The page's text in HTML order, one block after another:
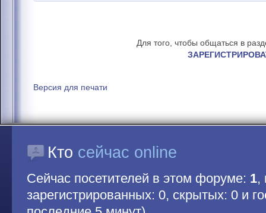
Для того, чтобы общаться в
Версия для печати
Кто сейчас online
Сейчас посетителей в этом форуме: 1,
зарегистрированных: 0, скрытых: 0 и